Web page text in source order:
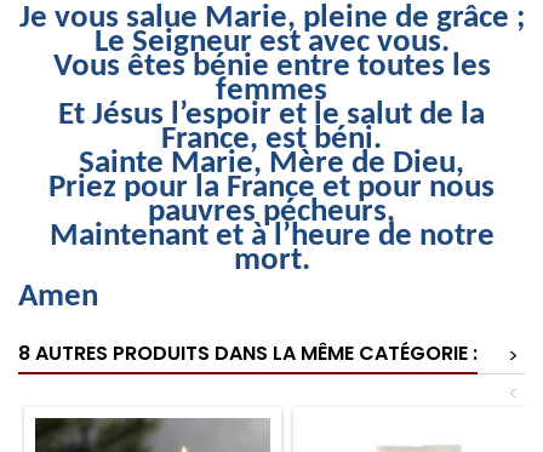
Je vous salue Marie, pleine de grâce ;
Le Seigneur est avec vous.
Vous êtes bénie entre toutes les
femmes
Et Jésus l’espoir et le salut de la
France, est béni.
Sainte Marie, Mère de Dieu,
Priez pour la France et pour nous
pauvres pécheurs,
Maintenant et à l’heure de notre
mort.
Amen
8 AUTRES PRODUITS DANS LA MÊME CATÉGORIE :
>
<